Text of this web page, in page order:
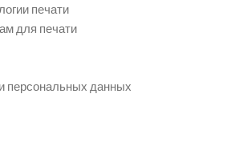
печати
для печати
персональных данных